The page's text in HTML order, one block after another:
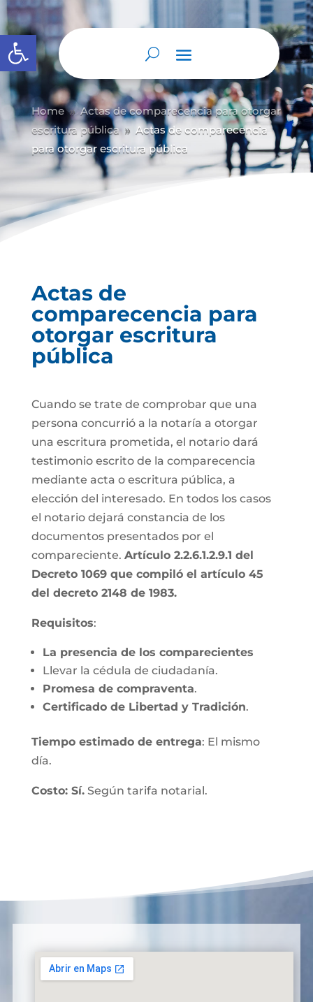
Abrir barra de herramientas
Home 9 Actas de comparecencia para otorgar
escritura pública
9 Actas de comparecencia
para otorgar escritura pública
Actas de
comparecencia para
otorgar escritura
pública
Cuando se trate de comprobar que una
persona concurrió a la notaría a otorgar
una escritura prometida, el notario dará
testimonio escrito de la comparecencia
mediante acta o escritura pública, a
elección del interesado. En todos los casos
el notario dejará constancia de los
documentos presentados por el
compareciente. Artículo 2.2.6.1.2.9.1 del
Decreto 1069 que compiló el artículo 45
del decreto 2148 de 1983.
Requisitos:
La presencia de los comparecientes
Llevar la cédula de ciudadanía.
Promesa de compraventa.
Certificado de Libertad y Tradición.
Tiempo estimado de entrega: El mismo
día.
Costo: Sí.Según tarifa notarial.